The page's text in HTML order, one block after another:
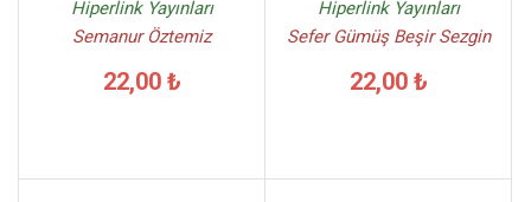
Hiperlink Yayınları
Semanur Öztemiz
22,00 ₺
Hiperlink Yayınları
Sefer Gümüş Beşir Sezgin
22,00 ₺